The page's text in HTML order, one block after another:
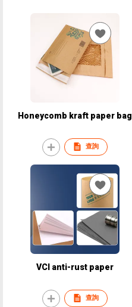
Honeycomb kraft paper bag
查詢
VCI anti-rust paper
查詢